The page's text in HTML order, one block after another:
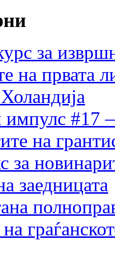
за
на првата
импулс #17
на
за
заедницата
на